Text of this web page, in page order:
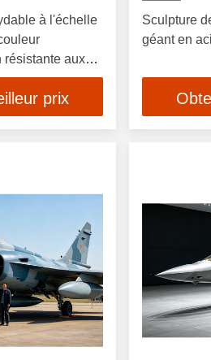
à l'échelle
résistante aux
prix
Sculpture
géant en